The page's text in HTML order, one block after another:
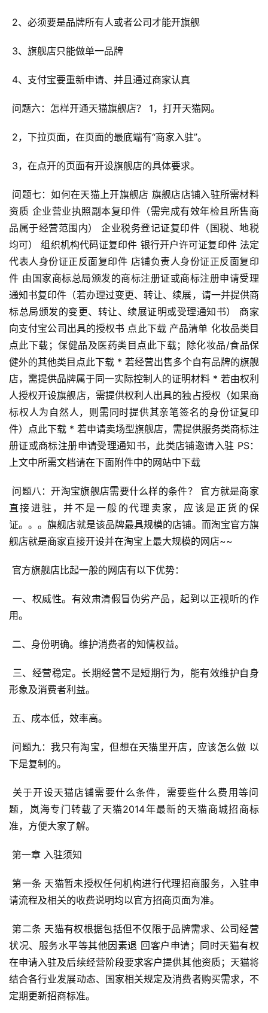
2、必须要是品牌所有人或者公司才能开旗舰
3、旗舰店只能做单一品牌
4、支付宝要重新申请、并且通过商家认真
问题六：怎样开通天猫旗舰店？ 1，打开天猫网。
2，下拉页面，在页面的最底端有“商家入驻”。
3，在点开的页面有开设旗舰店的具体要求。
资质 企业营业执照副本复印件（需完成有效年检且所售商
品属于经营范围内） 企业税务登记证复印件（国税、地税
均可） 组织机构代码证复印件 银行开户许可证复印件 法定
代表人身份证正反面复印件 店铺负责人身份证正反面复印
件 由国家商标总局颁发的商标注册证或商标注册申请受理
通知书复印件（若办理过变更、转让、续展，请一并提供商
标总局颁发的变更、转让、续展证明或受理通知书） 商家
向支付宝公司出具的授权书 点此下载 产品清单 化妆品类目
点此下载；保健品及医药类目点此下载；除化妆品/食品保
健外的其他类目点此下载 * 若经营出售多个自有品牌的旗舰
店，需提供品牌属于同一实际控制人的证明材料 * 若由权利
人授权开设旗舰店，需提供权利人出具的独占授权（如果商
标权人为自然人，则需同时提供其亲笔签名的身份证复印
件）点此下载 * 若申请卖场型旗舰店，需提供服务类商标注
册证或商标注册申请受理通知书，此类店铺邀请入驻 PS：
上文中所需文档请在下面附件中的网站中下载
直接进驻，并不是一般的代理卖家，应该是正货的保
证。。。旗舰店就是该品牌最具规模的店铺。而淘宝官方旗
舰店就是商家直接开设并在淘宝上最大规模的网店~~
官方旗舰店比起一般的网店有以下优势：
用。
二、身份明确。维护消费者的知情权益。
形象及消费者利益。
五、成本低，效率高。
下是复制的。
题，岚海专门转载了天猫2014年最新的天猫商城招商标
准，方便大家了解。
第一章 入驻须知
请流程及相关的收费说明均以官方招商页面为准。
状况、服务水平等其他因素退 回客户申请；同时天猫有权
在申请入驻及后续经营阶段要求客户提供其他资质；天猫将
结合各行业发展动态、国家相关规定及消费者购买需求，不
定期更新招商标准。